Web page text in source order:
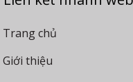
Trang chủ
Giới thiệu